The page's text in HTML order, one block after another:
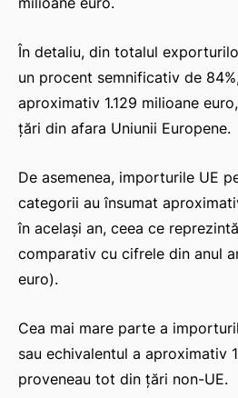
În detaliu, din totalul
un procent semnificativ de
aproximativ 1.129 milioane
țări din afara Uniunii Europene.
De asemenea, importurile UE
categorii au însumat
în același an, ceea ce
comparativ cu cifrele din anul
euro).
Cea mai mare parte a
sau echivalentul a aproximativ
proveneau tot din țări non-UE.